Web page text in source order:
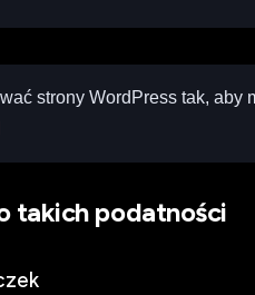
strony WordPress tak, aby
takich podatności